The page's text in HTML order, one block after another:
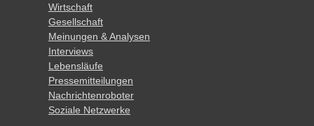
Wirtschaft
Gesellschaft
Meinungen & Analysen
Interviews
Lebensläufe
Pressemitteilungen
Nachrichtenroboter
Soziale Netzwerke